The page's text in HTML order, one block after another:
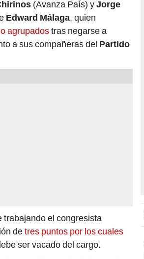
Edward Málaga, quien
agrupadostras negarse a
a sus compañeras delPartido
detres puntos por los cuales
ser vacado del cargo.
desmantelamiento del aparato